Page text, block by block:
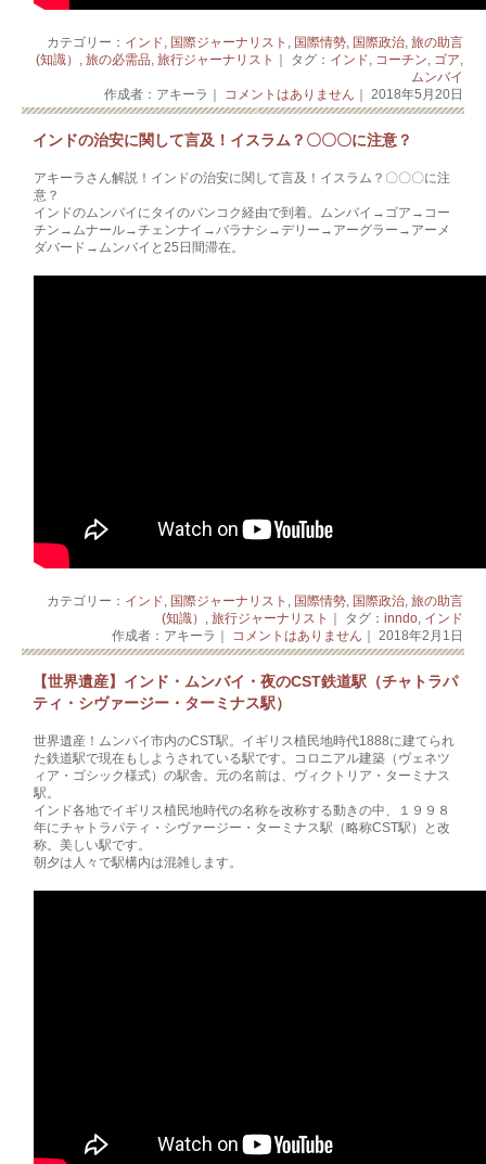
カテゴリー： インド, 国際ジャーナリスト , 国際情勢, 国際政治, 旅の助言
(知識） , 旅の必需品, 旅行ジャーナリスト ｜ タグ： インド, コーチン, ゴア,
ムンバイ
作成者：アキーラ｜ コメントはありません ｜ 2018年5月20日
インドの治安に関して言及！イスラム？〇〇〇に注意？
アキーラさん解説！インドの治安に関して言及！イスラム？〇〇〇に注
意？
インドのムンバイに­­­タイのバンコク経由で到着。ムンバイ→ゴア→コー
チン→ムナール→チェンナイ→バ­ラ­ナ­シ→デリー→アーグラー→アーメ
ダバード→ムンバイと25日間滞在。
カテゴリー： インド, 国際ジャーナリスト , 国際情勢, 国際政治, 旅の助言
(知識） , 旅行ジャーナリスト ｜ タグ： inndo, インド
作成者：アキーラ｜ コメントはありません ｜ 2018年2月1日
【世界遺産】インド・ムンバイ・夜のCST鉄道駅（チャトラパ
ティ・シヴァージー・ターミナス駅）
世界遺産！ムンバイ市内のCST駅。イギリス植民地時代1888に建てられ
た鉄道駅で現在もしようされている駅です。コロニアル建築（ヴェネツ
ィア・ゴシック様式）の駅舎。元の名前は、ヴィクトリア・ターミナス
駅。
インド各地でイギリス植民地時代の名称を改称する動きの中、１９９８
年にチャトラパティ・シヴァージー・ターミナス駅（略称CST駅）と改
称。美しい駅です。
朝夕は人々で駅構内は混雑します。